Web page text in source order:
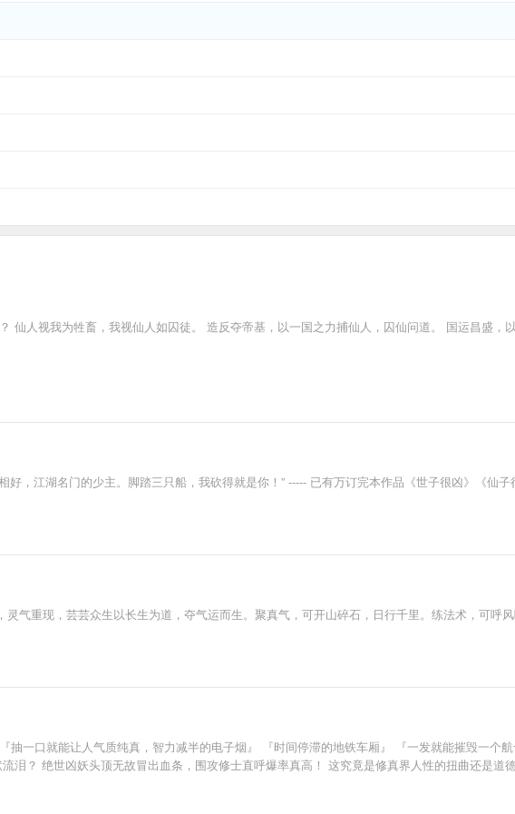
仙人视我为牲畜，我视仙人如囚徒。 造反夺帝基，以一国之力捕仙人，囚仙问道。 国运昌盛，
好，江湖名门的少主。脚踏三只船，我砍得就是你！” ----- 已有万订完本作品《世子很凶》《仙
气重现，芸芸众生以长生为道，夺气运而生。聚真气，可开山碎石，日行千里。练法术，可呼
一口就能让人气质纯真，智力减半的电子烟』 『时间停滞的地铁车厢』 『一发就能摧毁一个
泪？ 绝世凶妖头顶无故冒出血条，围攻修士直呼爆率真高！ 这究竟是修真界人性的扭曲还是道